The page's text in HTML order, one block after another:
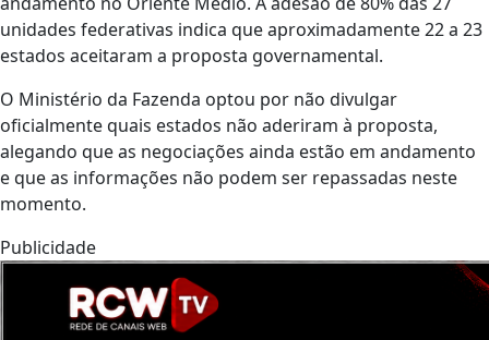
unidades federativas indica que aproximadamente 22 a 23
estados aceitaram a proposta governamental.
O Ministério da Fazenda optou por não divulgar
oficialmente quais estados não aderiram à proposta,
alegando que as negociações ainda estão em andamento
e que as informações não podem ser repassadas neste
momento.
Publicidade